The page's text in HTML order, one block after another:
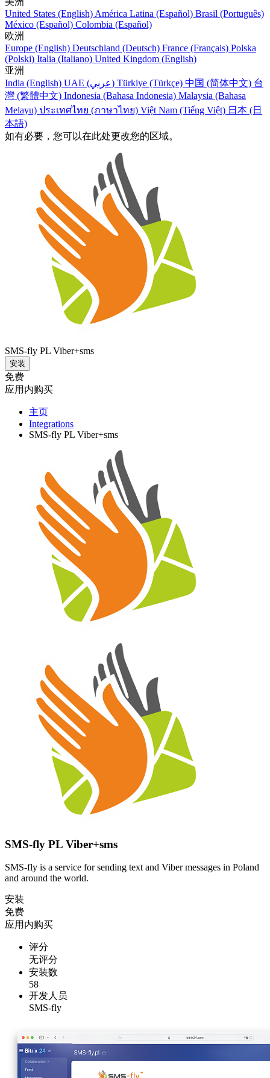
United States (English) América Latina (Español) Brasil (Português)
México (Español) Colombia (Español)
欧洲
Europe (English) Deutschland (Deutsch) France (Français) Polska
(Polski) Italia (Italiano) United Kingdom (English)
亚洲
India (English)
UAE (عربي) Türkiye (Türkçe) 中国 (简体中文) 台
灣 (繁體中文) Indonesia (Bahasa Indonesia) Malaysia (Bahasa
Melayu) ประเทศไทย (ภาษาไทย) Việt Nam (Tiếng Việt) 日本 (日
本語)
如有必要，您可以在此处更改您的区域。
SMS-fly PL Viber+sms
安装
免费
应用内购买
主页
Integrations
SMS-fly PL Viber+sms
SMS-fly PL Viber+sms
SMS-fly is a service for sending text and Viber messages in Poland
and around the world.
安装
免费
应用内购买
评分
无评分
安装数
58
开发人员
SMS-fly